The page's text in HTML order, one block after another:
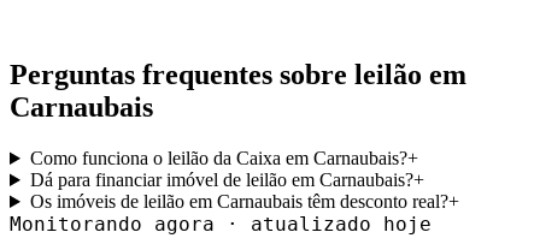
Perguntas frequentes sobre leilão em
Carnaubais
Como funciona o leilão da Caixa em Carnaubais?+
Dá para financiar imóvel de leilão em Carnaubais?+
Os imóveis de leilão em Carnaubais têm desconto real?+
Monitorando agora · atualizado hoje